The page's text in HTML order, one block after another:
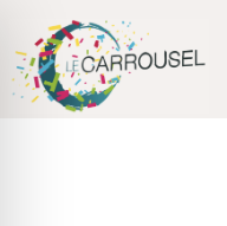
contenu